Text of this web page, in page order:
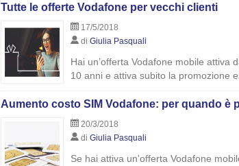
Tutte le offerte Vodafone per vecchi clienti
17/5/2018
di Giulia Pasquali
Hai un’offerta Vodafone mobile
10 anni e attiva subito la promozione
Aumento costo SIM Vodafone: per quando è
20/3/2018
di Giulia Pasquali
Se hai attiva un'offerta Vodafone